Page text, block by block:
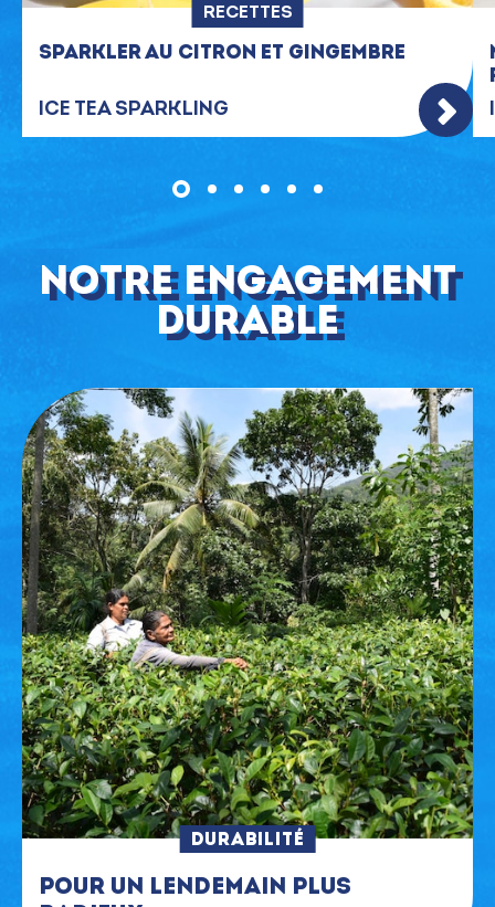
ICE TEA SPARKLING
SPARKLER AU CITRON ET GINGEMBRE
RECETTES
NOTRE ENGAGEMENT
DURABLE
DURABILITÉ
POUR UN LENDEMAIN PLUS